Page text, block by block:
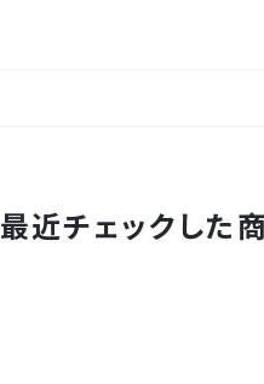
最近チェックした